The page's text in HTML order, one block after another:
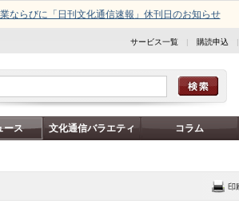
ならびに「日刊文化通信速報」休刊日のお知らせ
サービス一覧 | 購読申込
ース 文化通信バラエティ コラム